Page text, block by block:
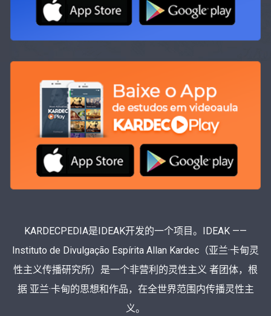
KARDECPEDIA是IDEAK开发的一个项目。IDEAK ——
Instituto de Divulgação Espírita Allan Kardec（亚兰·卡甸灵
性主义传播研究所）是一个非营利的灵性主义 者团体，根
据 亚兰·卡甸的思想和作品，在全世界范围内传播灵性主
义。